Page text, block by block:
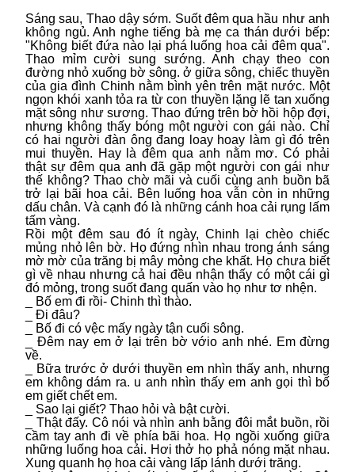
Sáng sau, Thao dậy sớm. Suốt đêm qua hầu như anh
không ngủ. Anh nghe tiếng bà mẹ ca thán dưới bếp:
"Không biết đứa nào lại phá luống hoa cải đêm qua".
Thao mỉm cười sung sướng. Anh chạy theo con
đường nhỏ xuống bờ sông. ở giữa sông, chiếc thuyền
của gia đình Chinh nằm bình yên trên mặt nước. Một
ngọn khói xanh tỏa ra từ con thuyền lặng lẽ tan xuống
mặt sông như sương. Thao đứng trên bờ hồi hộp đợi,
nhưng không thấy bóng một người con gái nào. Chỉ
có hai người đàn ông đang loay hoay làm gì đó trên
mui thuyền. Hay là đêm qua anh nằm mơ. Có phải
thật sự đêm qua anh đã gặp một người con gái như
thế không? Thao chờ mãi và cuối cùng anh buồn bã
trở lại bãi hoa cải. Bên luống hoa vẫn còn in những
dấu chân. Và cạnh đó là những cánh hoa cải rụng lấm
tấm vàng.
Rồi một đêm sau đó ít ngày, Chinh lại chèo chiếc
mủng nhỏ lên bờ. Họ đứng nhìn nhau trong ánh sáng
mờ mờ của trăng bị mây mỏng che khất. Họ chưa biết
gì về nhau nhưng cả hai đều nhận thấy có một cái gì
đó mỏng, trong suốt đang quấn vào họ như tơ nhện.
_ Bố em đi rồi- Chinh thì thào.
_ Đi đâu?
_ Bố đi có vệc mấy ngày tận cuối sông.
_ Đêm nay em ở lại trên bờ vớio anh nhé. Em đừng
về.
_ Bữa trước ở dưới thuyền em nhìn thấy anh, nhưng
em không dám ra. u anh nhìn thấy em anh gọi thì bố
em giết chết em.
_ Sao lại giết? Thao hỏi và bật cười.
_ Thật đấy. Cô nói và nhìn anh bằng đôi mắt buồn, rồi
cầm tay anh đi về phía bãi hoa. Họ ngồi xuống giữa
những luống hoa cải. Hơi thở họ phả nóng mặt nhau.
Xung quanh họ hoa cải vàng lấp lánh dưới trăng.